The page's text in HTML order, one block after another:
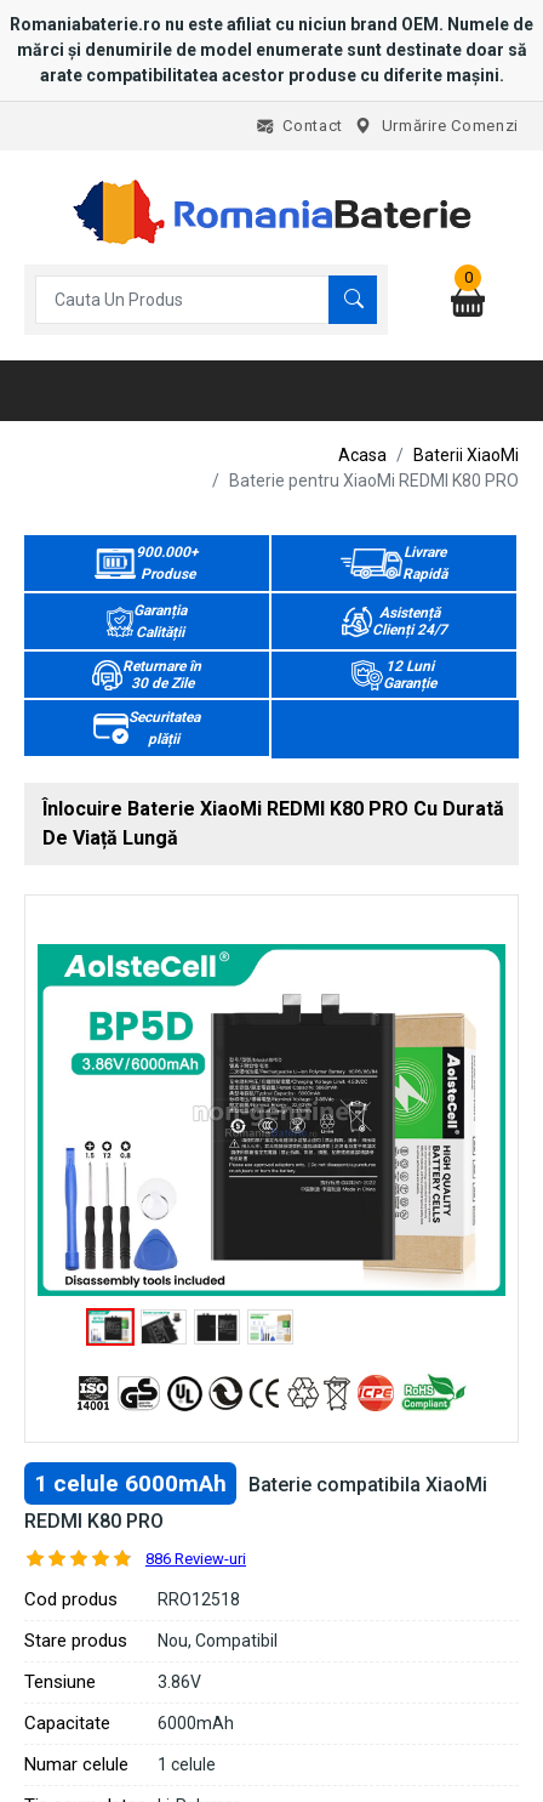
Romaniabaterie.ro nu este afiliat cu niciun brand OEM. Numele de
mărci și denumirile de model enumerate sunt destinate doar să
arate compatibilitatea acestor produse cu diferite mașini.
Urmărire Comenzi
Contact
0
Acasa
Baterii XiaoMi
Baterie pentru XiaoMi REDMI K80 PRO
900.000+
Produse
Livrare
Rapidă
Garanția
Calității
Asistență
Clienți 24/7
Returnare în
30 de Zile
12 Luni
Garanție
Securitatea
plății
Înlocuire Baterie XiaoMi REDMI K80 PRO Cu Durată
De Viață Lungă
1 celule 6000mAh
Baterie compatibila XiaoMi
REDMI K80 PRO
886 Review-uri
Cod produs RRO12518
Stare produs Nou, Compatibil
Tensiune 3.86V
Capacitate 6000mAh
Numar celule 1 celule